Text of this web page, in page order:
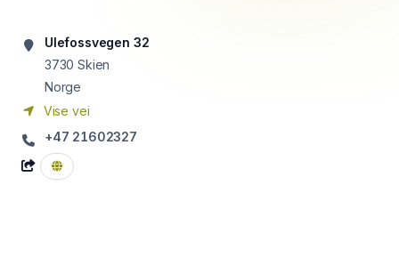
Ulefossvegen 32
3730 Skien
Norge
Vise vei
+47 21602327